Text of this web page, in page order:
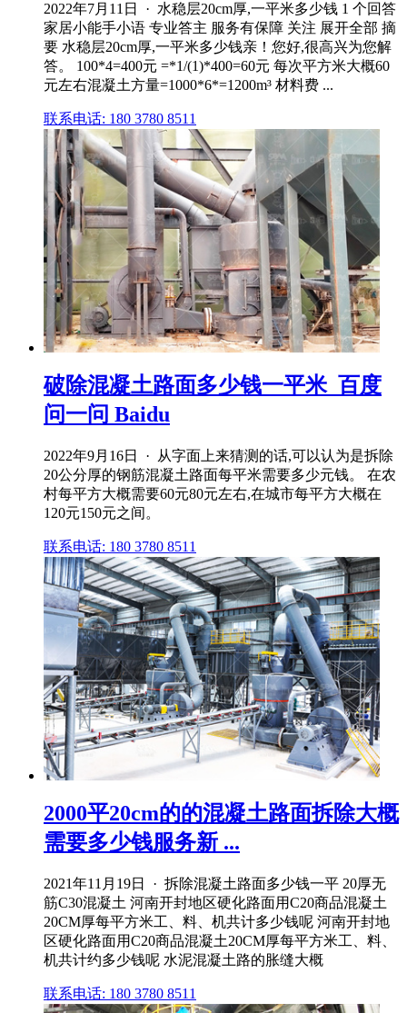
2022年7月11日 · 水稳层20cm厚,一平米多少钱 1 个回答
家居小能手小语 专业答主 服务有保障 关注 展开全部 摘
要 水稳层20cm厚,一平米多少钱亲！您好,很高兴为您解
答。 100*4=400元 =*1/(1)*400=60元 每次平方米大概60
元左右混凝土方量=1000*6*=1200m³ 材料费 ...
联系电话: 180 3780 8511
破除混凝土路面多少钱一平米_百度
问一问 Baidu
2022年9月16日 · 从字面上来猜测的话,可以认为是拆除
20公分厚的钢筋混凝土路面每平米需要多少元钱。 在农
村每平方大概需要60元80元左右,在城市每平方大概在
120元150元之间。
联系电话: 180 3780 8511
2000平20cm的的混凝土路面拆除大概
需要多少钱服务新 ...
2021年11月19日 · 拆除混凝土路面多少钱一平 20厚无
筋C30混凝土 河南开封地区硬化路面用C20商品混凝土
20CM厚每平方米工、料、机共计多少钱呢 河南开封地
区硬化路面用C20商品混凝土20CM厚每平方米工、料、
机共计约多少钱呢 水泥混凝土路的胀缝大概
联系电话: 180 3780 8511